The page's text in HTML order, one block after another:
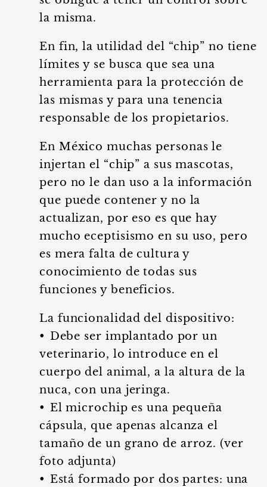
la misma.
En fin, la utilidad del “chip” no tiene
límites y se busca que sea una
herramienta para la protección de
las mismas y para una tenencia
responsable de los propietarios.
En México muchas personas le
injertan el “chip” a sus mascotas,
pero no le dan uso a la información
que puede contener y no la
actualizan, por eso es que hay
mucho eceptisismo en su uso, pero
es mera falta de cultura y
conocimiento de todas sus
funciones y beneficios.
La funcionalidad del dispositivo:
•⁠ ⁠Debe ser implantado por un
veterinario, lo introduce en el
cuerpo del animal, a la altura de la
nuca, con una jeringa.
•⁠ ⁠El microchip es una pequeña
cápsula, que apenas alcanza el
tamaño de un grano de arroz. (ver
foto adjunta)
•⁠ ⁠Está formado por dos partes: una